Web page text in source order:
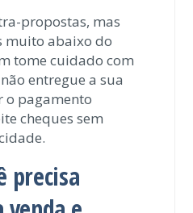
propostas, mas
muito abaixo do
tome cuidado com
entregue a sua
o pagamento
cheques sem
precisa